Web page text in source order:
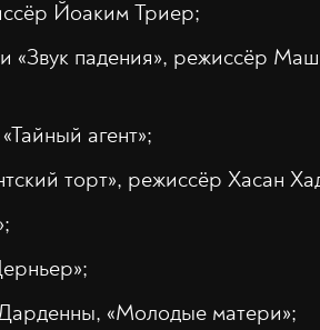
Йоаким Триер;
падения», режиссёр
агент»;
торт», режиссёр Хасан
«Молодые матери»;